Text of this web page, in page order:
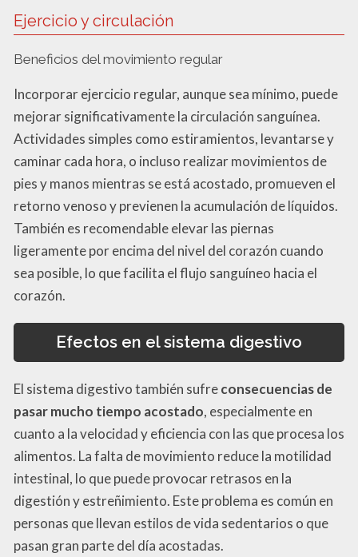
Ejercicio y circulación
Beneficios del movimiento regular
Incorporar ejercicio regular, aunque sea mínimo, puede
mejorar significativamente la circulación sanguínea.
Actividades simples como estiramientos, levantarse y
caminar cada hora, o incluso realizar movimientos de
pies y manos mientras se está acostado, promueven el
retorno venoso y previenen la acumulación de líquidos.
También es recomendable elevar las piernas
ligeramente por encima del nivel del corazón cuando
sea posible, lo que facilita el flujo sanguíneo hacia el
corazón.
Efectos en el sistema digestivo
El sistema digestivo también sufreconsecuencias de
pasar mucho tiempo acostado, especialmente en
cuanto a la velocidad y eficiencia con las que procesa los
alimentos. La falta de movimiento reduce la motilidad
intestinal, lo que puede provocar retrasos en la
digestión y estreñimiento. Este problema es común en
personas que llevan estilos de vida sedentarios o que
pasan gran parte del día acostadas.